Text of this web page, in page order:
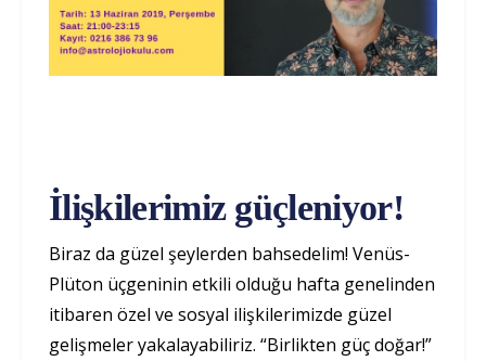
İlişkilerimiz güçleniyor!
Biraz da güzel şeylerden bahsedelim! Venüs-
Plüton üçgeninin etkili olduğu hafta genelinden
itibaren özel ve sosyal ilişkilerimizde güzel
gelişmeler yakalayabiliriz. “Birlikten güç doğar!”